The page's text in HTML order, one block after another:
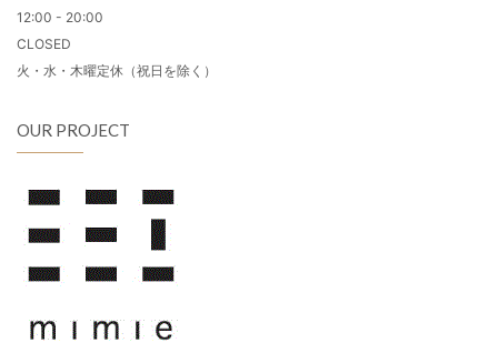
12:00 - 20:00
CLOSED
火・水・木曜定休（祝日を除く）
OUR PROJECT